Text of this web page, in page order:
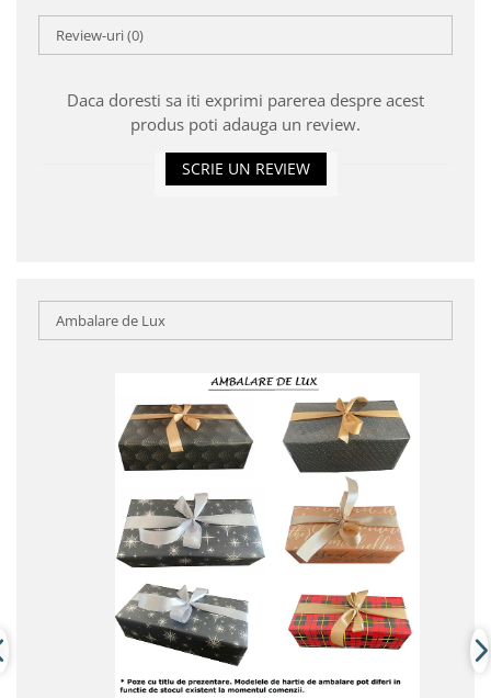
Review-uri(0)
Daca doresti sa iti exprimi parerea despre acest
produs poti adauga un review.
SCRIE UN REVIEW
Ambalare de Lux